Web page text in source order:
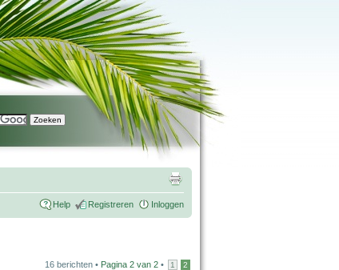
Help Registreren Inloggen
16 berichten • Pagina 2 van 2 • 1 2